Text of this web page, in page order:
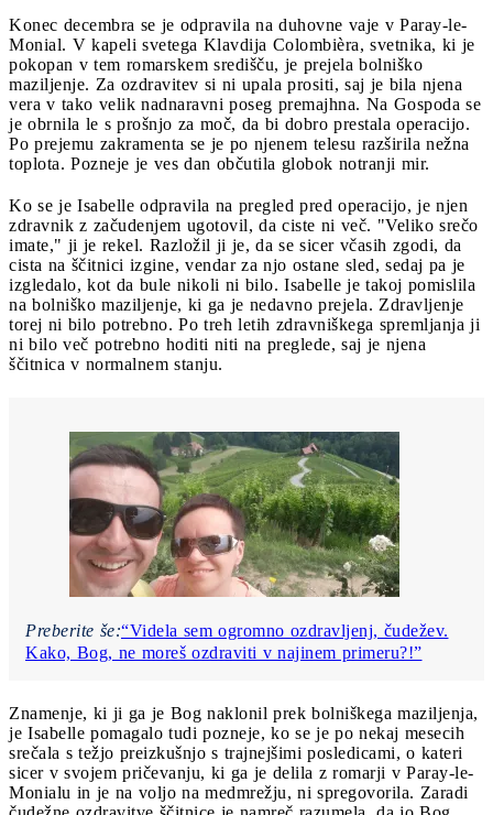
Konec decembra se je odpravila na duhovne vaje v Paray-le-
Monial. V kapeli svetega Klavdija Colombièra, svetnika, ki je
pokopan v tem romarskem središču, je prejela bolniško
maziljenje. Za ozdravitev si ni upala prositi, saj je bila njena
vera v tako velik nadnaravni poseg premajhna. Na Gospoda se
je obrnila le s prošnjo za moč, da bi dobro prestala operacijo.
Po prejemu zakramenta se je po njenem telesu razširila nežna
toplota. Pozneje je ves dan občutila globok notranji mir.
Ko se je Isabelle odpravila na pregled pred operacijo, je njen
zdravnik z začudenjem ugotovil, da ciste ni več. "Veliko srečo
imate," ji je rekel. Razložil ji je, da se sicer včasih zgodi, da
cista na ščitnici izgine, vendar za njo ostane sled, sedaj pa je
izgledalo, kot da bule nikoli ni bilo. Isabelle je takoj pomislila
na bolniško maziljenje, ki ga je nedavno prejela. Zdravljenje
torej ni bilo potrebno. Po treh letih zdravniškega spremljanja ji
ni bilo več potrebno hoditi niti na preglede, saj je njena
ščitnica v normalnem stanju.
Preberite še:“Videla sem ogromno ozdravljenj, čudežev.
Kako, Bog, ne moreš ozdraviti v najinem primeru?!”
Znamenje, ki ji ga je Bog naklonil prek bolniškega maziljenja,
je Isabelle pomagalo tudi pozneje, ko se je po nekaj mesecih
srečala s težjo preizkušnjo s trajnejšimi posledicami, o kateri
sicer v svojem pričevanju, ki ga je delila z romarji v Paray-le-
Monialu in je na voljo na medmrežju, ni spregovorila. Zaradi